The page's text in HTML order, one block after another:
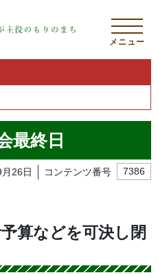
メニュー
最終日
26日 コンテンツ番号 7386
算などを可決し閉